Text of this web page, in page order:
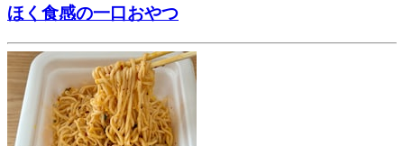
ほく食感の一口おやつ